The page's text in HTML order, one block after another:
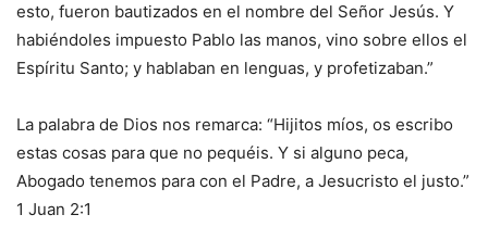
esto, fueron bautizados en el nombre del Señor Jesús. Y
habiéndoles impuesto Pablo las manos, vino sobre ellos el
Espíritu Santo; y hablaban en lenguas, y profetizaban.”
La palabra de Dios nos remarca: “Hijitos míos, os escribo
estas cosas para que no pequéis. Y si alguno peca,
Abogado tenemos para con el Padre, a Jesucristo el justo.”
1 Juan 2:1